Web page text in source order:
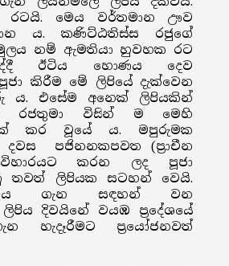
මෙය වර්තමාන ඌව
ය. කණිට්ඨතිස්ස රජුගේ
නම් ඇමතියා හුවහක රට
ඊටිය හොණය දෙව
කිරීම මේ ලිපියේ දැක්වෙන
ය. එසේම අනෙක් ලිපියකින්
රජතුමා විසින් ම මෙහි
කර වූයේ ය. මපුරුමක
පජිනනකපවත (ප්‍රාචීන
කරන ලද පූජා
තවත් ලිපියක සටහන් වෙයි.
ගැන සඳහන් වන
දිවයිනේ වයඹ ප්‍රදේශයේ
හැදෑරීමට ප්‍රයෝජනවත්